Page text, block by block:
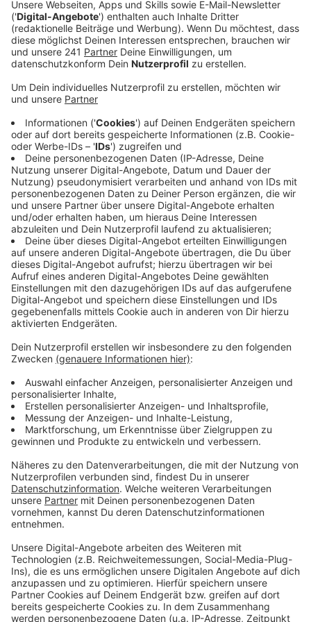
Anzeige
Für knapp einen Monat kann es zu Sperrungen des
Fahrradweges und der Skateanlage kommen. Mit dem
Beginn am Donnerstag sind für zwei Wochen erstmal
der Fahrradweg entlang der Bahnstrecke und Teile des
Skateparks betroffen. Nach zwei Wochen soll die
Strecke für Radfahrer dann wieder frei sein, Skater
müssen aber weiter mit Sperrungen rechnen. Die
gelten bis zum 10. Oktober. Hintergrund der Bohrungen
ist die Überprüfung, in welchem Zustand sich die
Stelzen-Brücke befindet.
Anzeige
Weitere Meldungen aus Leverkusen
Grüne Leverkusen: OB-Kandidat Sven Weiss scheidet
aus
Starkregen in Leverkusen: Unwetterwarnung aufgelöst
geöffnet
Anzeige